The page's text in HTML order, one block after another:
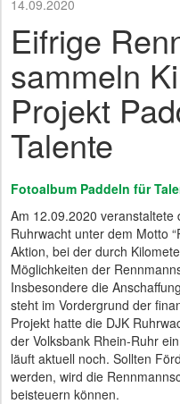
14.09.2020
Eifrige
sammeln
Projekt
Talente
Fotoalbum Paddeln für
Am 12.09.2020
Ruhrwacht unter dem Motto
Aktion, bei der durch
Möglichkeiten der
Insbesondere die
steht im Vordergrund der
Projekt hatte die DJK
der Volksbank Rhein-Ruhr
läuft aktuell noch. Sollten
werden, wird die
beisteuern können.